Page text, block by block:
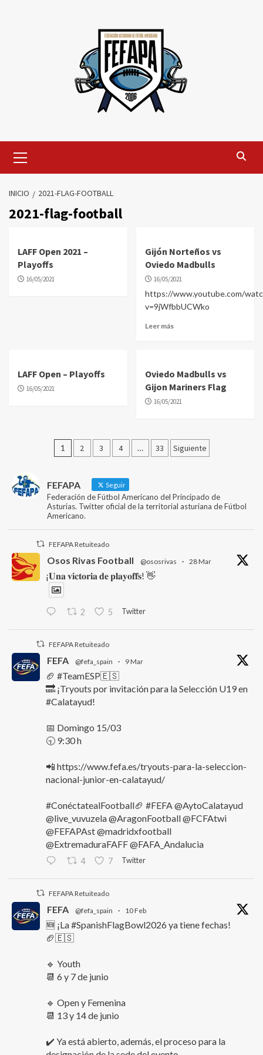
primario
INICIO 2021-FLAG-FOOTBALL
2021-flag-football
LAFF Open 2021 –
Playoffs
16/05/2021
Gijón Norteños vs
Oviedo Madbulls
16/05/2021
https://www.youtube.com/
v=9jWfbbUCWko
Leer más
LAFF Open – Playoffs
16/05/2021
Oviedo Madbulls vs
Gijon Mariners Flag
16/05/2021
Paginación
entradas
1 2 3 4 … 33 Siguiente
FEFAPA Seguir
Federación de Fútbol Americano del Principado de
Asturias. Twitter oficial de la territorial asturiana de Fútbol
Americano.
FEFAPA Retuiteado
Osos Rivas Football @ososrivas · 28 Mar
¡𝐔𝐧𝐚 𝐯𝐢𝐜𝐭𝐨𝐫𝐢𝐚 𝐝𝐞 𝐩𝐥𝐚𝐲𝐨𝐟𝐟𝐬! 👋
2 5 Twitter
FEFAPA Retuiteado
FEFA @fefa_spain · 9 Mar
🏈 #TeamESP🇪🇸
🔜 ¡Tryouts por invitación para la Selección U19 en
#Calatayud!
📅 Domingo 15/03
🕤 9:30 h
📲 https://www.fefa.es/tryouts-para-la-seleccion-
nacional-junior-en-calatayud/
#ConéctatealFootball🏈 #FEFA @AytoCalatayud
@live_vuvuzela @AragonFootball @FCFAtwi
@FEFAPAst @madridxfootball
@ExtremaduraFAFF @FAFA_Andalucia
4 7 Twitter
FEFAPA Retuiteado
FEFA @fefa_spain · 10 Feb
🆕 ¡La #SpanishFlagBowl2026 ya tiene fechas!
🏈🇪🇸
🔹 Youth
📆 6 y 7 de junio
🔹 Open y Femenina
📆 13 y 14 de junio
✔️ Ya está abierto, además, el proceso para la